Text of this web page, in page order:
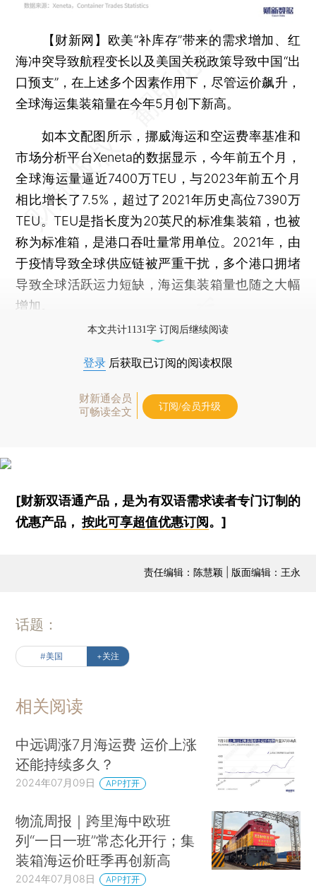
【财新网】 欧美“补库存”带来的需求增加、红
海冲突导致航程变长以及美国关税政策导致中国“出
口预支”，在上述多个因素作用下，尽管运价飙升，
全球海运集装箱量在今年5月创下新高。
如本文配图所示，挪威海运和空运费率基准和
市场分析平台Xeneta的数据显示，今年前五个月，
全球海运量逼近7400万TEU，与2023年前五个月
相比增长了7.5%，超过了2021年历史高位7390万
TEU。TEU是指长度为20英尺的标准集装箱，也被
称为标准箱，是港口吞吐量常用单位。2021年，由
于疫情导致全球供应链被严重干扰，多个港口拥堵
导致全球活跃运力短缺，海运集装箱量也随之大幅
增加。
本文共计1131字 订阅后继续阅读
登录 后获取已订阅的阅读权限
财新通会员
可畅读全文
订阅/会员升级
[财新双语通产品，是为有双语需求读者专门订制的
优惠产品，按此可享超值优惠订阅。]
责任编辑：陈慧颖 | 版面编辑：王永
话题：
#美国 +关注
相关阅读
中远调涨7月海运费 运价上涨
还能持续多久？
2024年07月09日 APP打开
物流周报｜跨里海中欧班
列“一日一班”常态化开行；集
装箱海运价旺季再创新高
2024年07月08日 APP打开